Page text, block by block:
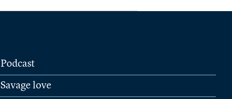
Podcast
Savage love